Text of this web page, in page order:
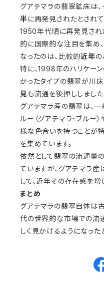
グアテマラの翡翠鉱床は
半に再発見されたとされて
1950年代頃に再発見され
的に国際的な注目を集め
なったのは、比較的近年の
特に、1998年のハリケー
かったタイプの翡翠が川
見も流通を後押ししました
グアテマラ産の翡翠は、
ルー（グアテマラ・ブルー）
様な色合いを持つことが
を集めています。
依然として翡翠の流通量
ていますが、グアテマラ産
して、近年その存在感を増
まとめ
グアテマラの翡翠自体は
代の世界的な市場での流
しく見かけるようになった